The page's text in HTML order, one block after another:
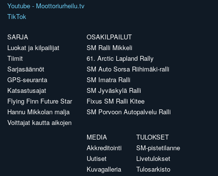
Youtube - Moottoriurheilu.tv
TikTok
SARJA
Luokat ja kilpailijat
Tiimit
Sarjasäännöt
GPS-seuranta
Katsastusajat
Flying Finn Future Star
Hannu Mikkolan malja
Voittajat kautta aikojen
OSAKILPAILUT
SM Ralli Mikkeli
61. Arctic Lapland Rally
SM Auto Sorsa Riihimäki-ralli
SM Imatra Ralli
SM Jyväskylä Ralli
Fixus SM Ralli Kitee
SM Porvoon Autopalvelu Ralli
MEDIA
Akkreditointi
Uutiset
Kuvagalleria
TULOKSET
SM-pistetilanne
Livetulokset
Tulosarkisto